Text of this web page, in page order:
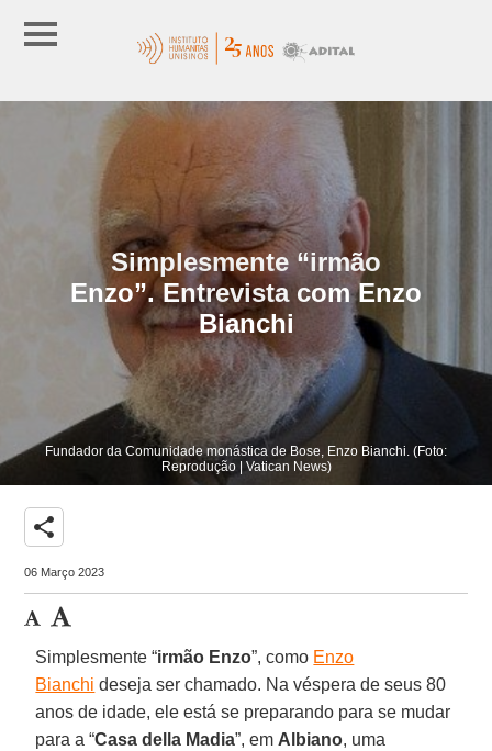
Simplesmente “irmão
Enzo”. Entrevista com Enzo
Bianchi
Fundador da Comunidade monástica de Bose, Enzo Bianchi. (Foto:
Reprodução | Vatican News)
share
06 Março 2023
Simplesmente “irmão Enzo”, como Enzo
Bianchi deseja ser chamado. Na véspera de seus 80
anos de idade, ele está se preparando para se mudar
para a “Casa della Madia”, em Albiano, uma